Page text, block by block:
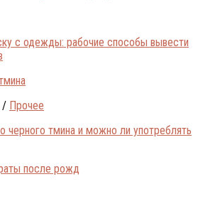
с одежды: рабочие способы вывести
/ Прочее
черного тмина и можно ли употреблять